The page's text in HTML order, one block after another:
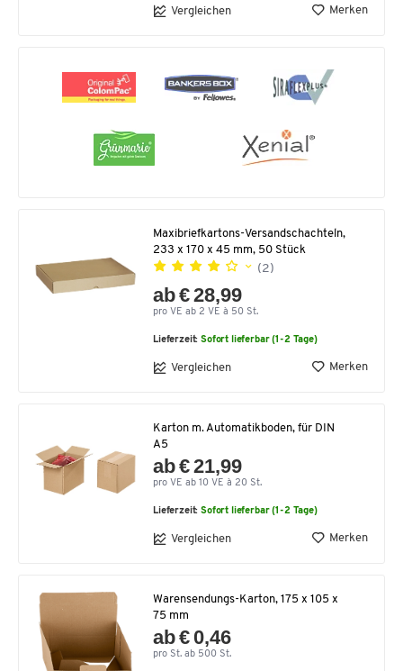
Vergleichen Merken
Maxibriefkartons-Versandschachteln,
233 x 170 x 45 mm, 50 Stück
(2)
ab € 28,99
pro VE ab 2 VE à 50 St.
Lieferzeit:Sofort lieferbar (1-2 Tage)
Vergleichen Merken
Karton m. Automatikboden, für DIN
A5
ab € 21,99
pro VE ab 10 VE à 20 St.
Lieferzeit:Sofort lieferbar (1-2 Tage)
Vergleichen Merken
Warensendungs-Karton, 175 x 105 x
75 mm
ab € 0,46
pro St. ab 500 St.